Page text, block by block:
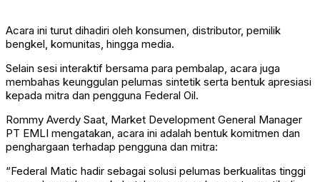
Acara ini turut dihadiri oleh konsumen, distributor, pemilik
bengkel, komunitas, hingga media.
Selain sesi interaktif bersama para pembalap, acara juga
membahas keunggulan pelumas sintetik serta bentuk apresiasi
kepada mitra dan pengguna Federal Oil.
Rommy Averdy Saat, Market Development General Manager
PT EMLI mengatakan, acara ini adalah bentuk komitmen dan
penghargaan terhadap pengguna dan mitra:
“Federal Matic hadir sebagai solusi pelumas berkualitas tinggi